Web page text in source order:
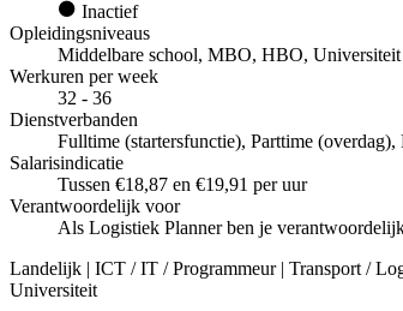
Inactief
Opleidingsniveaus
Middelbare school, MBO, HBO, Universiteit
Werkuren per week
32 - 36
Dienstverbanden
Fulltime (startersfunctie), Parttime
Salarisindicatie
Tussen €18,87 en €19,91 per uur
Verantwoordelijk voor
Als Logistiek Planner ben je
Landelijk | ICT / IT / Programmeur | Transport /
Universiteit